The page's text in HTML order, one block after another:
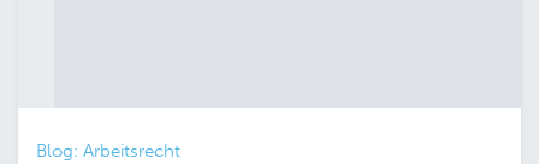
Blog: Arbeitsrecht